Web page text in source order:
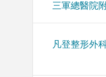
三軍總醫院
凡登整形外